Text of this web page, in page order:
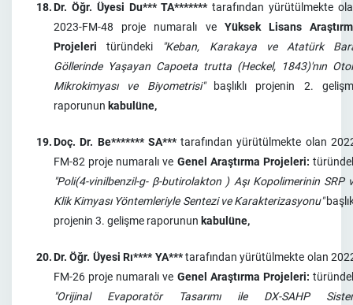
18.Dr. Öğr. Üyesi Du*** TA*******tarafından yürütülmekte
2023-FM-48 proje numaralı ve Yüksek Lisans
Projeleri türündeki
"Keban, Karakaya ve Atatürk
Göllerinde Yaşayan Capoeta trutta (Heckel, 1843)'nın
Mikrokimyası ve Biyometrisi"başlıklı projenin 2.
raporunun kabulüne,
19.Doç. Dr. Be******* SA***tarafından yürütülmekte olan
FM-82 proje numaralı ve Genel Araştırma Projeleri:
"Poli(4-vinilbenzil-g- β-butirolakton ) Aşı Kopolimerinin SRP
Klik Kimyası Yöntemleriyle Sentezi ve Karakterizasyonu"
projenin 3. gelişme raporunun kabulüne,
20.Dr. Öğr. Üyesi Rı**** YA***tarafından yürütülmekte olan
FM-26 proje numaralı ve Genel Araştırma Projeleri:
"Orijinal Evaporatör Tasarımı ile DX-SAHP